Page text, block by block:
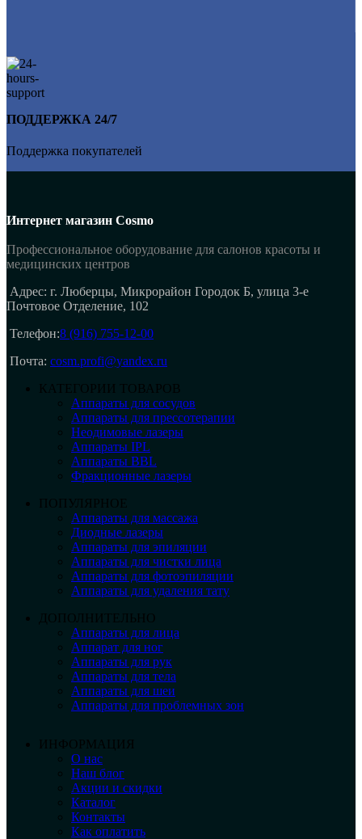
ПОДДЕРЖКА 24/7
Поддержка покупателей
Интернет магазин Cosmo
Профессиональное оборудование для салонов красоты и
медицинских центров
Адрес: г. Люберцы, Микрорайон Городок Б, улица 3-е
Почтовое Отделение, 102
Телефон:8 (916) 755-12-00
Почта: cosm.profi@yandex.ru
КАТЕГОРИИ ТОВАРОВ
Аппараты для сосудов
Аппараты для прессотерапии
Неодимовые лазеры
Аппараты IPL
Аппараты BBL
Фракционные лазеры
ПОПУЛЯРНОЕ
Аппараты для массажа
Диодные лазеры
Аппараты для эпиляции
Аппараты для чистки лица
Аппараты для фотоэпиляции
Аппараты для удаления тату
ДОПОЛНИТЕЛЬНО
Аппараты для лица
Аппарат для ног
Аппараты для рук
Аппараты для тела
Аппараты для шеи
Аппараты для проблемных зон
ИНФОРМАЦИЯ
О нас
Наш блог
Акции и скидки
Каталог
Контакты
Как оплатить